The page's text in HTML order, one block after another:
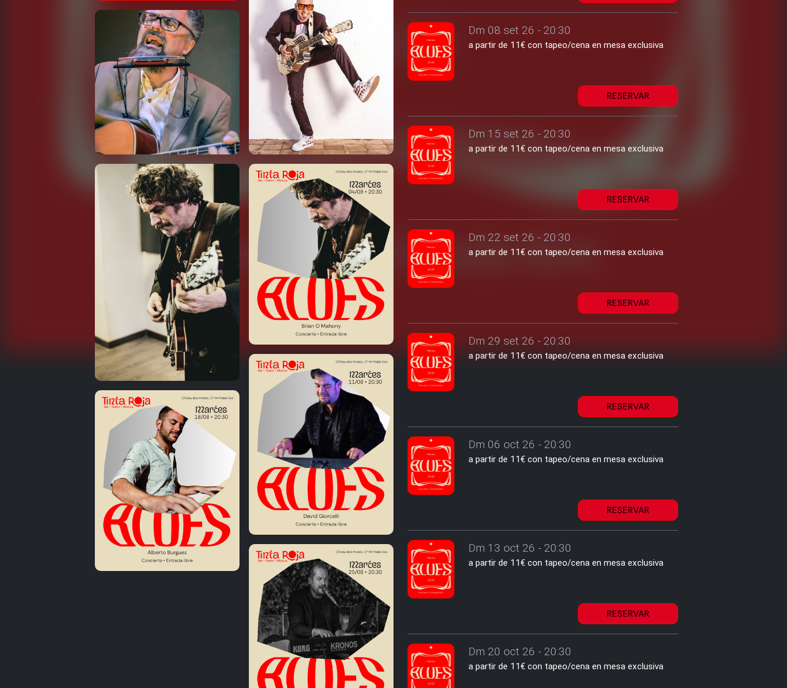
Dm 08 set 26 - 20:30
a partir de 11€ con tapeo/cena en mesa exclusiva
RESERVAR
Dm 15 set 26 - 20:30
a partir de 11€ con tapeo/cena en mesa exclusiva
RESERVAR
Dm 22 set 26 - 20:30
a partir de 11€ con tapeo/cena en mesa exclusiva
RESERVAR
Dm 29 set 26 - 20:30
a partir de 11€ con tapeo/cena en mesa exclusiva
RESERVAR
Dm 06 oct 26 - 20:30
a partir de 11€ con tapeo/cena en mesa exclusiva
RESERVAR
Dm 13 oct 26 - 20:30
a partir de 11€ con tapeo/cena en mesa exclusiva
RESERVAR
Dm 20 oct 26 - 20:30
a partir de 11€ con tapeo/cena en mesa exclusiva